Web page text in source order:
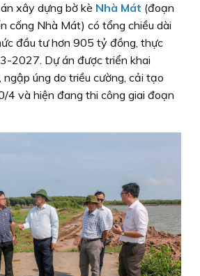
xây dựng bờ kè Nhà Mát (đoạn
cống Nhà Mát) có tổng chiều dài
đầu tư hơn 905 tỷ đồng, thực
2027. Dự án được triển khai
úng do triều cường, cải tạo
4 và hiện đang thi công giai đoạn